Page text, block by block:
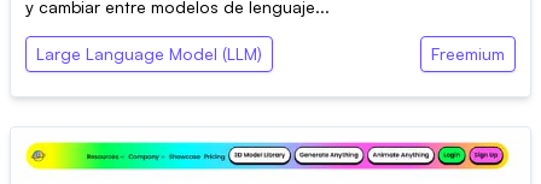
y cambiar entre modelos de lenguaje...
Large Language Model (LLM) Freemium